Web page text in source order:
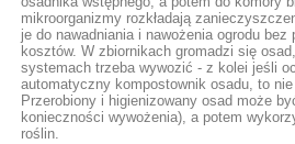
mikroorganizmy rozkładają
je do nawadniania i nawożenia ogrodu
kosztów. W zbiornikach gromadzi się
systemach trzeba wywozić - z kolei jeśli
automatyczny kompostownik osadu, to
Przerobiony i higienizowany osad może
konieczności wywożenia), a potem
roślin.